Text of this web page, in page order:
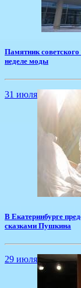
​Памятник
неделе моды
31 июля
​В Екатеринбурге
сказками Пушкина
29 июля